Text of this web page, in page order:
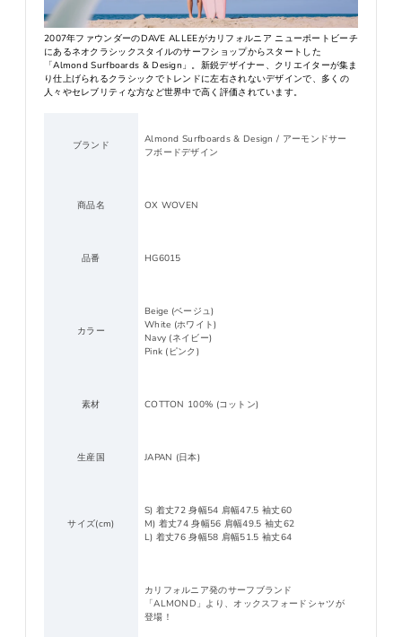
2007年ファウンダーのDAVE ALLEEがカリフォルニア ニューポートビーチ
にあるネオクラシックスタイルのサーフショップからスタートした
「Almond Surfboards & Design」。新鋭デザイナー、クリエイターが集ま
り仕上げられるクラシックでトレンドに左右されないデザインで、多くの
人々やセレブリティな方など世界中で高く評価されています。
ブランド
Almond Surfboards & Design / アーモンドサー
フボードデザイン
商品名 OX WOVEN
品番 HG6015
カラー
Beige (ベージュ)
White (ホワイト)
Navy (ネイビー)
Pink (ピンク)
素材 COTTON 100% (コットン)
生産国 JAPAN (日本)
サイズ(cm)
S) 着丈72 身幅54 肩幅47.5 袖丈60
M) 着丈74 身幅56 肩幅49.5 袖丈62
L) 着丈76 身幅58 肩幅51.5 袖丈64
カリフォルニア発のサーフブランド
「ALMOND」より、オックスフォードシャツが
登場！